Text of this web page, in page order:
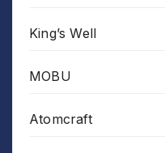
King’s Well
MOBU
Atomcraft